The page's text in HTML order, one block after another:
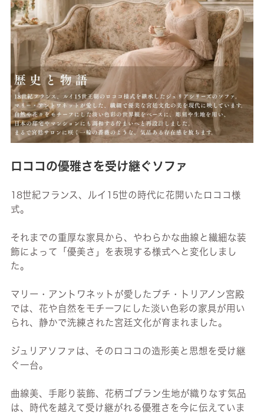
ロココの優雅さを受け継ぐソファ
18世紀フランス、ルイ15世の時代に花開いたロココ様
式。
それまでの重厚な家具から、やわらかな曲線と繊細な装
飾によって「優美さ」を表現する様式へと変化しまし
た。
マリー・アントワネットが愛したプチ・トリアノン宮殿
では、花や自然をモチーフにした淡い色彩の家具が用い
られ、静かで洗練された宮廷文化が育まれました。
ジュリアソファは、そのロココの造形美と思想を受け継
ぐ一台。
曲線美、手彫り装飾、花柄ゴブラン生地が織りなす気品
は、時代を越えて受け継がれる優雅さを今に伝えていま